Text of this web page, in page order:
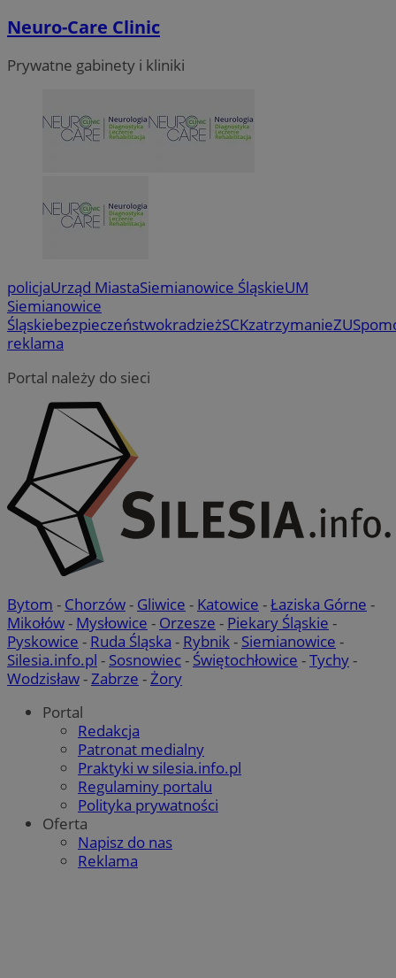
Neuro-Care Clinic
Prywatne gabinety i kliniki
policjaUrząd MiastaSiemianowice ŚląskieUM
Siemianowice
ŚląskiebezpieczeństwokradzieżSCKzatrzymanieZUS
reklama
Portal należy do sieci
Bytom - Chorzów- Gliwice - Katowice -Łaziska Górne -
Mikołów- Mysłowice - Orzesze - Piekary Śląskie -
Pyskowice - Ruda Śląska - Rybnik- Siemianowice -
Silesia.info.pl - Sosnowiec- Świętochłowice -Tychy-
Wodzisław-Zabrze -Żory
Portal
Redakcja
Patronat medialny
Praktyki w silesia.info.pl
Regulaminy portalu
Polityka prywatności
Oferta
Napisz do nas
Reklama